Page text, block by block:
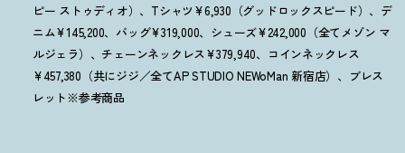
ピー ストゥディオ）、Tシャツ¥6,930（グッドロックスピード）、デ
ニム¥145,200、バッグ¥319,000、シューズ¥242,000（全てメゾン マ
ルジェラ）、チェーンネックレス¥379,940、コインネックレス
¥457,380（共にジジ／全てAP STUDIO NEWoMan 新宿店）、ブレス
レット※参考商品